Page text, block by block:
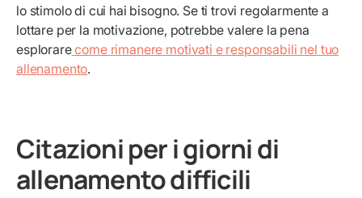
lo stimolo di cui hai bisogno. Se ti trovi regolarmente a
lottare per la motivazione, potrebbe valere la pena
esplorarecome rimanere motivati e responsabili nel tuo
allenamento.
Citazioni per i giorni di
allenamento difficili